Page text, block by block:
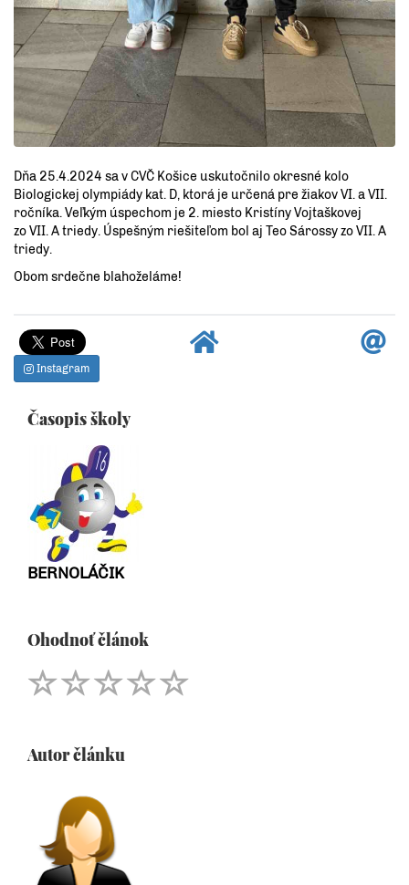
Dňa 25.4.2024 sa v CVČ Košice uskutočnilo okresné kolo
Biologickej olympiády kat. D, ktorá je určená pre žiakov VI. a VII.
ročníka. Veľkým úspechom je 2. miesto Kristíny Vojtaškovej
zo VII. A triedy. Úspešným riešiteľom bol aj Teo Sárossy zo VII. A
triedy.
Obom srdečne blahoželáme!
Instagram
Časopis školy
BERNOLÁČIK
Ohodnoť článok
Autor článku